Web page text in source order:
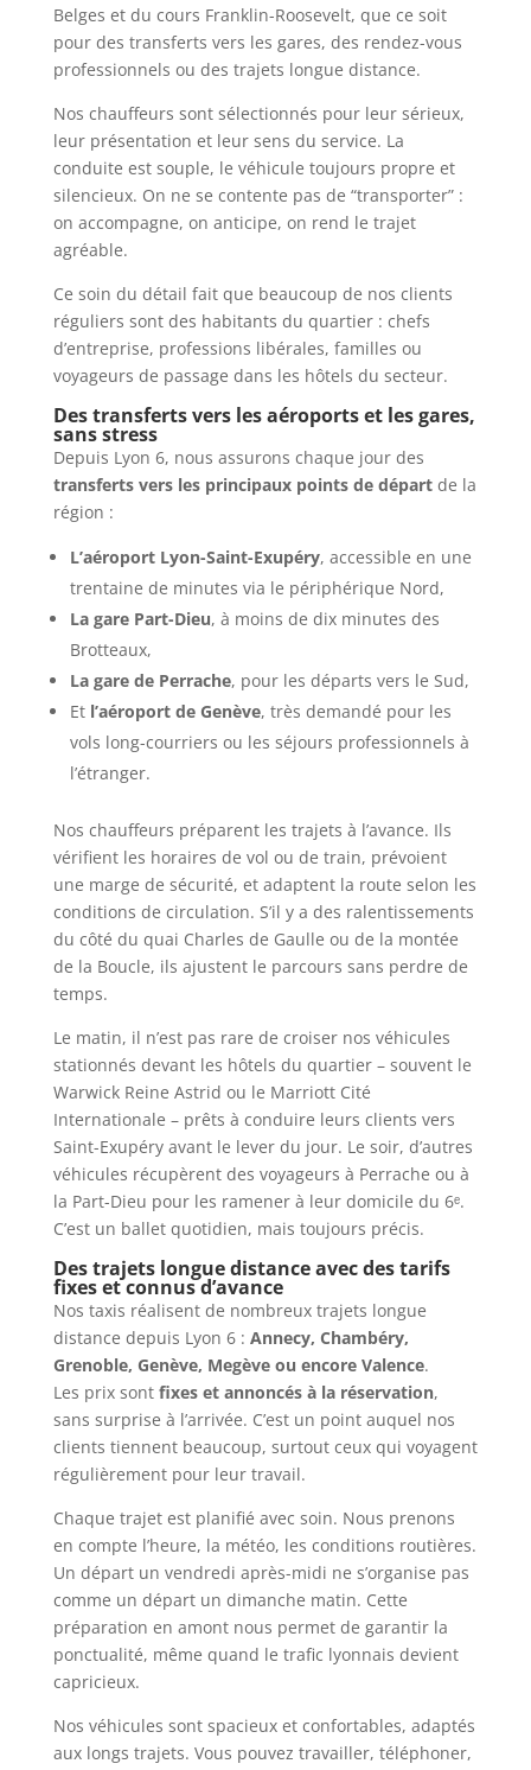
Belges et du cours Franklin-Roosevelt, que ce soit
pour des transferts vers les gares, des rendez-vous
professionnels ou des trajets longue distance.
Nos chauffeurs sont sélectionnés pour leur sérieux,
leur présentation et leur sens du service. La
conduite est souple, le véhicule toujours propre et
silencieux. On ne se contente pas de “transporter” :
on accompagne, on anticipe, on rend le trajet
agréable.
Ce soin du détail fait que beaucoup de nos clients
réguliers sont des habitants du quartier : chefs
d’entreprise, professions libérales, familles ou
voyageurs de passage dans les hôtels du secteur.
Des transferts vers les aéroports et les gares,
sans stress
Depuis Lyon 6, nous assurons chaque jour des
transferts vers les principaux points de départde la
région :
L’aéroport Lyon-Saint-Exupéry, accessible en une
trentaine de minutes via le périphérique Nord,
La gare Part-Dieu, à moins de dix minutes des
Brotteaux,
La gare de Perrache, pour les départs vers le Sud,
Et l’aéroport de Genève, très demandé pour les
vols long-courriers ou les séjours professionnels à
l’étranger.
Nos chauffeurs préparent les trajets à l’avance. Ils
vérifient les horaires de vol ou de train, prévoient
une marge de sécurité, et adaptent la route selon les
conditions de circulation. S’il y a des ralentissements
du côté du quai Charles de Gaulle ou de la montée
de la Boucle, ils ajustent le parcours sans perdre de
temps.
Le matin, il n’est pas rare de croiser nos véhicules
stationnés devant les hôtels du quartier – souvent le
Warwick Reine Astrid ou le Marriott Cité
Internationale – prêts à conduire leurs clients vers
Saint-Exupéry avant le lever du jour. Le soir, d’autres
véhicules récupèrent des voyageurs à Perrache ou à
la Part-Dieu pour les ramener à leur domicile du 6ᵉ.
C’est un ballet quotidien, mais toujours précis.
Des trajets longue distance avec des tarifs
fixes et connus d’avance
Nos taxis réalisent de nombreux trajets longue
distance depuis Lyon 6 : Annecy, Chambéry,
Grenoble, Genève, Megève ou encore Valence.
Les prix sont fixes et annoncés à la réservation,
sans surprise à l’arrivée. C’est un point auquel nos
clients tiennent beaucoup, surtout ceux qui voyagent
régulièrement pour leur travail.
Chaque trajet est planifié avec soin. Nous prenons
en compte l’heure, la météo, les conditions routières.
Un départ un vendredi après-midi ne s’organise pas
comme un départ un dimanche matin. Cette
préparation en amont nous permet de garantir la
ponctualité, même quand le trafic lyonnais devient
capricieux.
Nos véhicules sont spacieux et confortables, adaptés
aux longs trajets. Vous pouvez travailler, téléphoner,